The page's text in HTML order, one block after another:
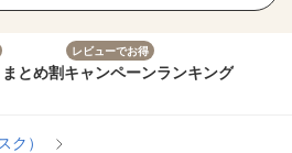
まとめ割
レビューでお得
キャンペーンランキング
ク）